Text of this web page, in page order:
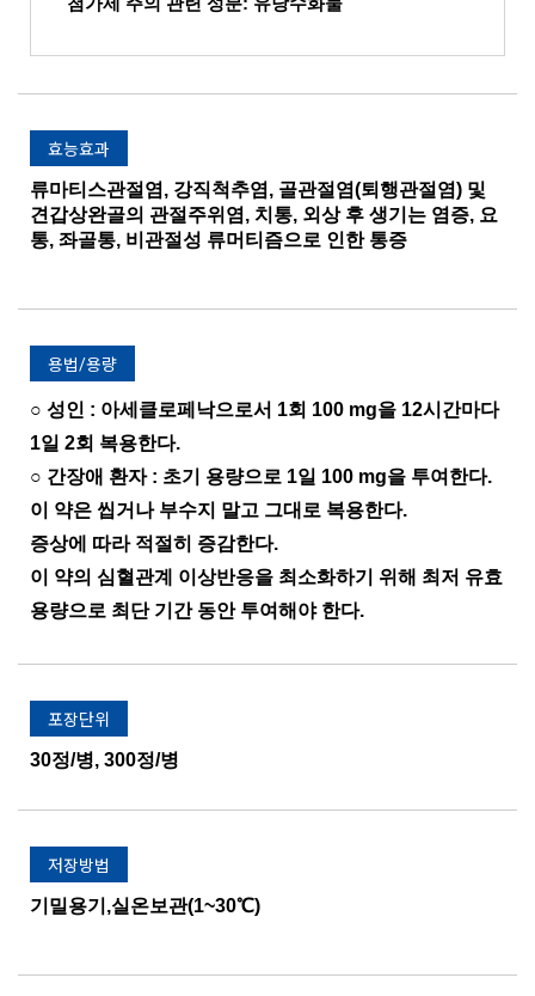
첨가제 주의 관련 성분: 유당수화물
효능효과
류마티스관절염, 강직척추염, 골관절염(퇴행관절염) 및
견갑상완골의 관절주위염, 치통, 외상 후 생기는 염증, 요
통, 좌골통, 비관절성 류머티즘으로 인한 통증
용법/용량
○ 성인 : 아세클로페낙으로서 1회 100 mg을 12시간마다
1일 2회 복용한다.
○ 간장애 환자 : 초기 용량으로 1일 100 mg을 투여한다.
이 약은 씹거나 부수지 말고 그대로 복용한다.
증상에 따라 적절히 증감한다.
이 약의 심혈관계 이상반응을 최소화하기 위해 최저 유효
용량으로 최단 기간 동안 투여해야 한다.
포장단위
30정/병, 300정/병
저장방법
기밀용기,실온보관(1~30℃)